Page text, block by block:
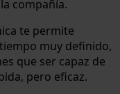
compañía.
te permite
muy definido,
que ser capaz de
pero eficaz.